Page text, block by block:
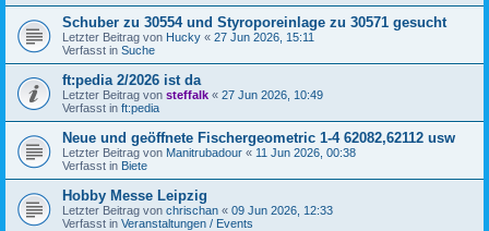
Schuber zu 30554 und Styroporeinlage zu 30571 gesucht
Letzter Beitrag von Hucky « 27 Jun 2026, 15:11
Verfasst in Suche
ft:pedia 2/2026 ist da
Letzter Beitrag von steffalk « 27 Jun 2026, 10:49
Verfasst in ft:pedia
Neue und geöffnete Fischergeometric 1-4 62082,62112 usw
Letzter Beitrag von Manitrubadour « 11 Jun 2026, 00:38
Verfasst in Biete
Hobby Messe Leipzig
Letzter Beitrag von chrischan « 09 Jun 2026, 12:33
Verfasst in Veranstaltungen / Events